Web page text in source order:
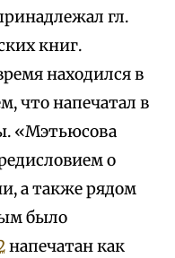
гл.
книг.
находился в
что напечатал в
«Мэтьюсова
о
а также рядом
было
напечатан как